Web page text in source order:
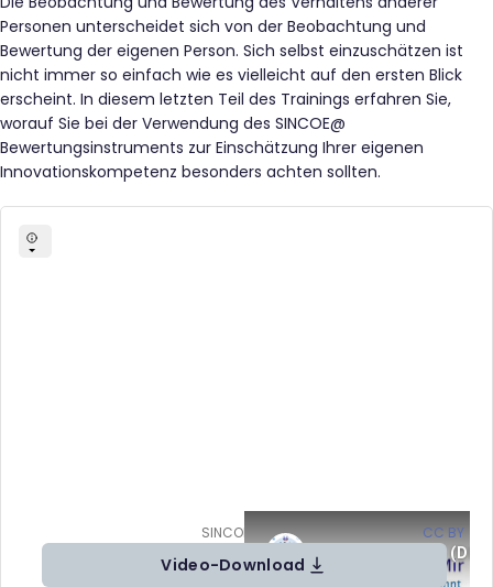
Personen unterscheidet sich von der Beobachtung und
Bewertung der eigenen Person. Sich selbst einzuschätzen ist
nicht immer so einfach wie es vielleicht auf den ersten Blick
erscheint. In diesem letzten Teil des Trainings erfahren Sie,
worauf Sie bei der Verwendung des SINCOE@
Bewertungsinstruments zur Einschätzung Ihrer eigenen
Innovationskompetenz besonders achten sollten.
SINCOE Video 4 (DE) von SINCOE ( CC BY
Video-Download